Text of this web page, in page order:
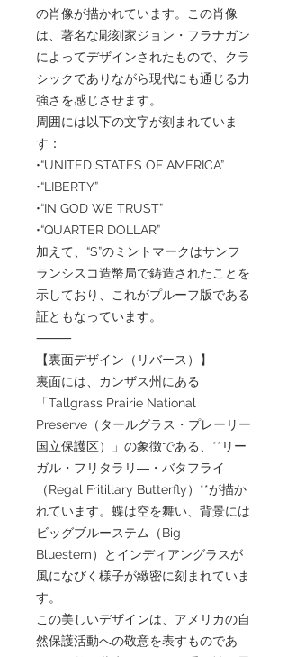
の肖像が描かれています。この肖像
は、著名な彫刻家ジョン・フラナガン
によってデザインされたもので、クラ
シックでありながら現代にも通じる力
強さを感じさせます。
周囲には以下の文字が刻まれていま
す：
•“UNITED STATES OF AMERICA”
•“LIBERTY”
•“IN GOD WE TRUST”
•“QUARTER DOLLAR”
加えて、“S”のミントマークはサンフ
ランシスコ造幣局で鋳造されたことを
示しており、これがプルーフ版である
証ともなっています。
⸻
【裏面デザイン（リバース）】
裏面には、カンザス州にある
「Tallgrass Prairie National
Preserve（タールグラス・プレーリー
国立保護区）」の象徴である、**リー
ガル・フリタラリ―・バタフライ
（Regal Fritillary Butterfly）**が描か
れています。蝶は空を舞い、背景には
ビッグブルーステム（Big
Bluestem）とインディアングラスが
風になびく様子が緻密に刻まれていま
す。
この美しいデザインは、アメリカの自
然保護活動への敬意を表すものであ